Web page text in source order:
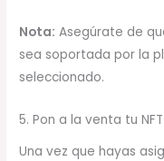
Nota: Asegúrate de
sea soportada por la
seleccionado.
5. Pon a la venta tu NFT
Una vez que hayas